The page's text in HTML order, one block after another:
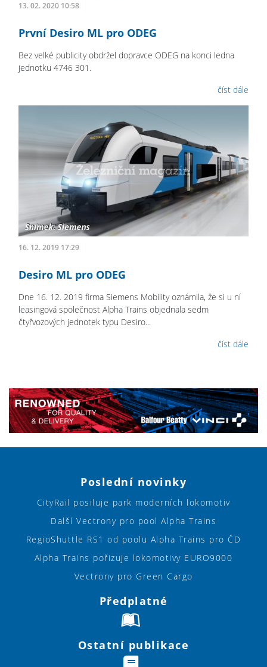
13. 02. 2020 10:58
První Desiro ML pro ODEG
Bez velké publicity obdržel dopravce ODEG na konci ledna
jednotku 4746 301.
číst dále
16. 12. 2019 17:29
Desiro ML pro ODEG
Dne 16. 12. 2019 firma Siemens Mobility oznámila, že si u ní
leasingová společnost Alpha Trains objednala sedm
čtyřvozových jednotek typu Desiro...
číst dále
Poslední novinky
CityRail posiluje park moderních lokomotiv
Další Vectrony pro pool Alpha Trains
RegioShuttle RS1 od poolu Alpha Trains pro ČD
Alpha Trains pořizuje lokomotivy EURO9000
Vectrony pro Green Cargo
Předplatné
Ostatní publikace